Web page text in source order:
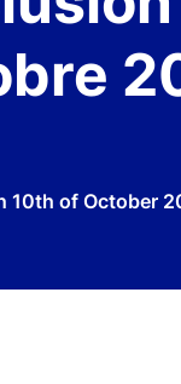
10th of October